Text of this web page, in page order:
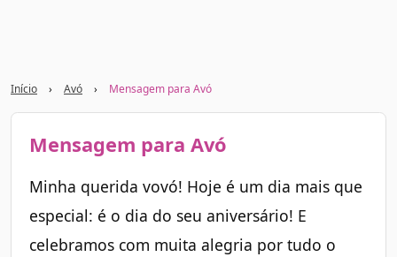
Início › Avó › Mensagem para Avó
Mensagem para Avó
Minha querida vovó! Hoje é um dia mais que
especial: é o dia do seu aniversário! E
celebramos com muita alegria por tudo o